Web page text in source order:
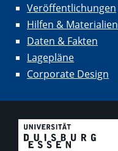
Veröffentlichungen
Hilfen & Materialien
Daten & Fakten
Lagepläne
Corporate Design